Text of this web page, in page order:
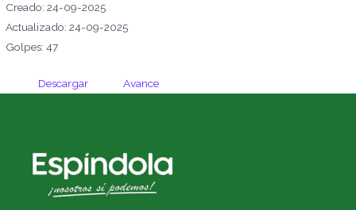
Creado: 24-09-2025
Actualizado: 24-09-2025
Golpes: 47
Descargar Avance